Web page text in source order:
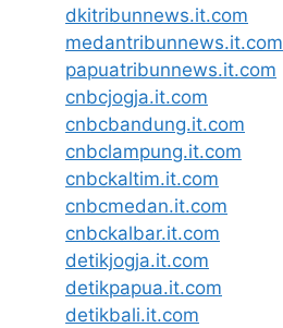
dkitribunnews.it.com
medantribunnews.it.com
papuatribunnews.it.com
cnbcjogja.it.com
cnbcbandung.it.com
cnbclampung.it.com
cnbckaltim.it.com
cnbcmedan.it.com
cnbckalbar.it.com
detikjogja.it.com
detikpapua.it.com
detikbali.it.com